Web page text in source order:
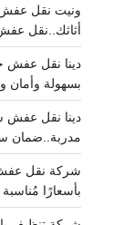
أثاثك..نقل عفش
بسهولة وأمان
مدربة..ضمان
بأسعارًا